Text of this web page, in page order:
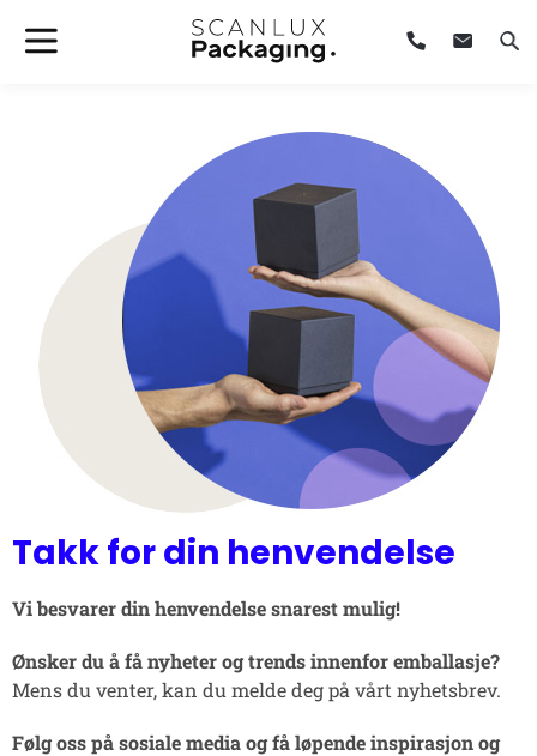
Takk for din henvendelse
Vi besvarer din henvendelse snarest mulig!
Ønsker du å få nyheter og trends innenfor emballasje?
Mens du venter, kan du melde deg på vårt nyhetsbrev.
Følg oss på sosiale media og få løpende inspirasjon og